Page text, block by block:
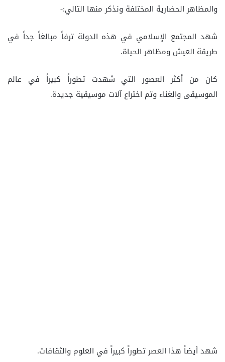
والمظاهر الحضارية المختلفة ونذكر منها التالي:-
شهد المجتمع الإسلامي في هذه الدولة ترفاً مبالغاً جداً في
طريقة العيش ومظاهر الحياة.
كان من أكثر العصور التي شهدت تطوراً كبيراً في عالم
الموسيقى والغناء وتم اختراع آلات موسيقية جديدة.
شهد أيضاً هذا العصر تطوراً كبيراً في العلوم والثقافات.